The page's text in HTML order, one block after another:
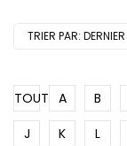
TRIER PAR: DERNIER
TOUT A B
J
K L